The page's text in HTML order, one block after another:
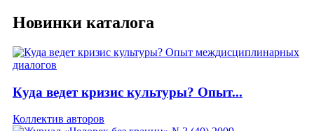
Новинки каталога
Куда ведет кризис культуры? Опыт...
Коллектив авторов